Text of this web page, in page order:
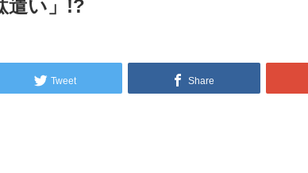
遣い」!?
Tweet Share